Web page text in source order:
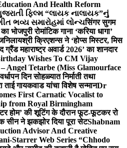
And Health Reform
ફિલ્મ “લાયક નાલાયક”નું
ભવ્ય સમારોહમાં લોન્ચसिंगर सुगम
भोजपुरी रोमांटिक गाना ‘करिया धागा’
निलायश्री क्रिएशन्स ने ‘होप्स मिस्टर, मिस
महाराष्ट्र अवार्ड 2026’ का शानदार
Wishes To CM Vijay
Angel Tetarbe (Miss Glamourface
दिन सोहळ्यात निर्माती तथा
ताई गायकवाड यांचा विशेष सन्मानDr
First Carnatic Vocalist to
from Royal Birmingham
होम’ की शूटिंग के दौरान फूट-फूटकर रो
सीन ने झकझोर दिया पूरा सेटShabnam
Advisor And Creative
Starrer Web Series “Chhodo